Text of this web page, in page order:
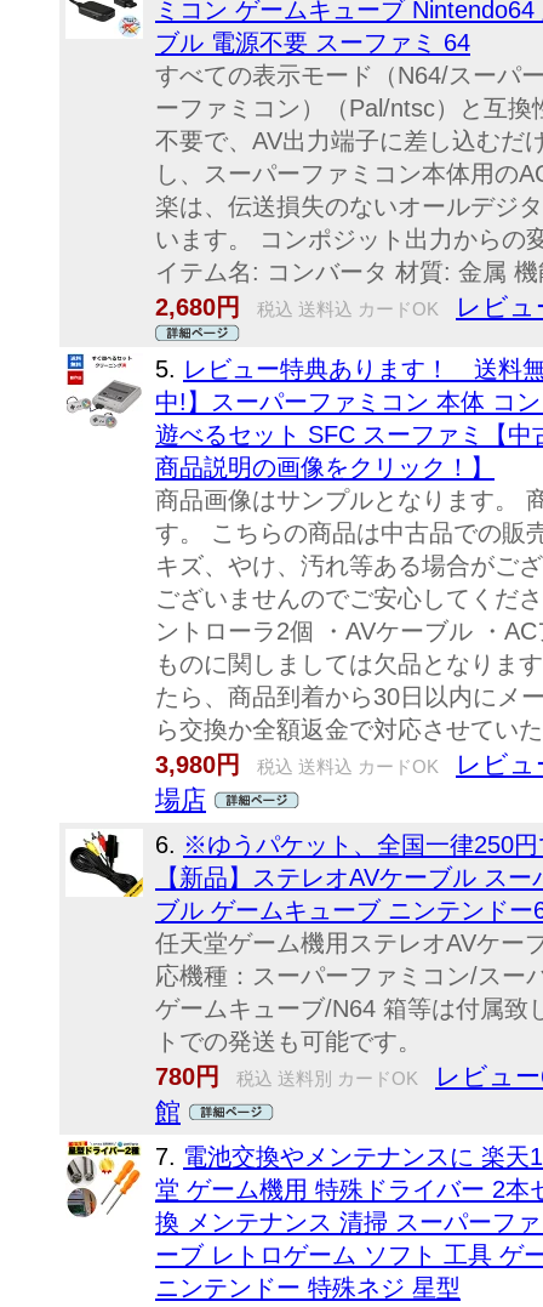
ミコン ゲームキューブ
ブル 電源不要 スーファミ 64
すべての表示モード（N64/スーパ
ーファミコン）（Pal/ntsc）と互
不要で、AV出力端子に差し込むだ
し、スーパーファミコン本体用の
楽は、伝送損失のないオールデジ
います。 コンポジット出力からの
イテム名: コンバータ 材質: 金属
2,680円
税込 送料込 カードOK レビュ
5. レビュー特典あります！ 送料
中!】スーパーファミコン 本体 コ
遊べるセット SFC スーファミ【
商品説明の画像をクリック！】
商品画像はサンプルとなります。
す。 こちらの商品は中古品での販
キズ、やけ、汚れ等ある場合がご
ございませんのでご安心してくだ
ントローラ2個 ・AVケーブル ・
ものに関しましては欠品となりま
たら、商品到着から30日以内にメ
ら交換か全額返金で対応させてい
3,980円
税込 送料込 カードOK
レビュ
場店
6. ※ゆうパケット、全国一律250
【新品】ステレオAVケーブル ス
ブル ゲームキューブ ニンテンド
任天堂ゲーム機用ステレオAVケ
応機種：スーパーファミコン/スー
ゲームキューブ/N64 箱等は付属致
トでの発送も可能です。
780円
税込 送料別 カードOK
レビュ
館
7. 電池交換やメンテナンスに 楽
堂 ゲーム機用 特殊ドライバー 2本
換 メンテナンス 清掃 スーパーフ
ーブ レトロゲーム ソフト 工具 ゲ
ニンテンドー 特殊ネジ 星型